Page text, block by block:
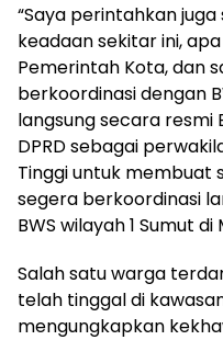
“Saya perintahkan
keadaan sekitar ini,
Pemerintah Kota, dan
berkoordinasi dengan
langsung secara resmi
DPRD sebagai
Tinggi untuk membuat
segera berkoordinasi
BWS wilayah 1 Sumut
Salah satu warga
telah tinggal di
mengungkapkan